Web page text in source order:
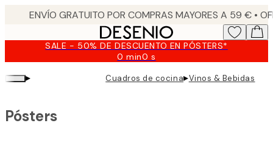
SALE - 50% DE DESCUENTO EN PÓSTERS*
0 min0 s
Válido
hasta:
2026-
▸ Cuadros de cocina▸Vinos & Bebidas
Pósters